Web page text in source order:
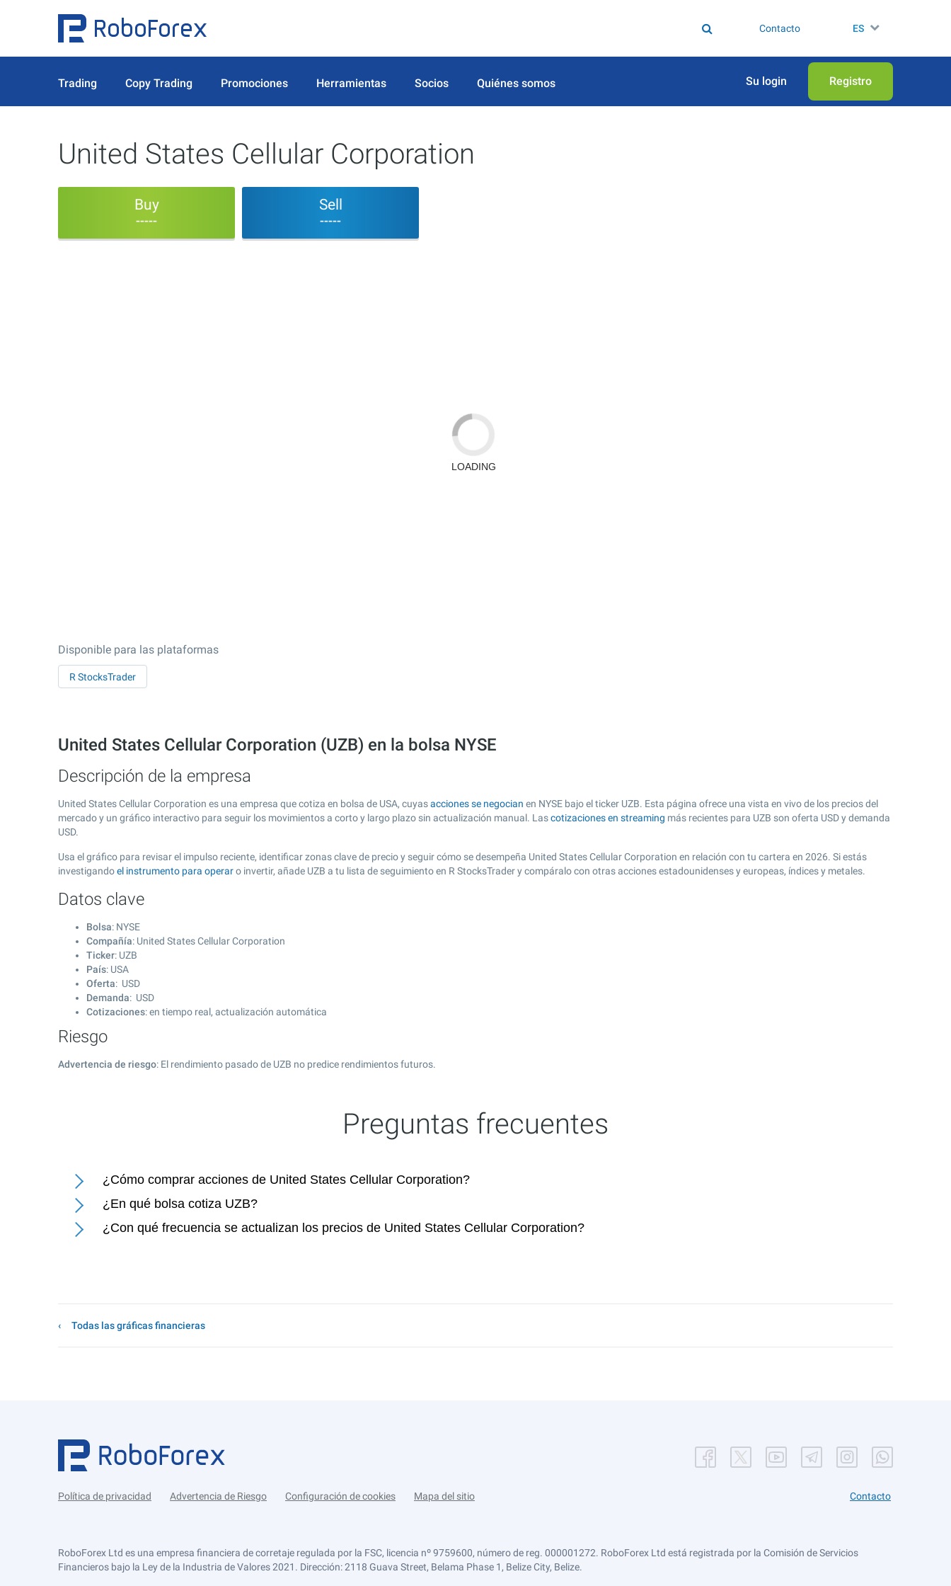
Contacto ES
Trading Copy Trading Promociones Herramientas Socios Quiénes somos Su login Registro
United States Cellular Corporation
Buy
-----
Sell
-----
Disponible para las plataformas
R StocksTrader
United States Cellular Corporation (UZB) en la bolsa NYSE
Descripción de la empresa
United States Cellular Corporation es una empresa que cotiza en bolsa de USA, cuyasacciones se negocian en NYSE bajo el ticker UZB. Esta página ofrece una vista en vivo de los precios del
mercado y un gráfico interactivo para seguir los movimientos a corto y largo plazo sin actualización manual. Lascotizaciones en streaming más recientes para UZB son oferta USD y demanda
USD.
Usa el gráfico para revisar el impulso reciente, identificar zonas clave de precio y seguir cómo se desempeña United States Cellular Corporation en relación con tu cartera en 2026. Si estás
investigandoel instrumento para operaro invertir, añade UZB a tu lista de seguimiento en R StocksTrader y compáralo con otras acciones estadounidenses y europeas, índices y metales.
Datos clave
Bolsa: NYSE
Compañía: United States Cellular Corporation
Ticker: UZB
País: USA
Oferta: USD
Demanda: USD
Cotizaciones: en tiempo real, actualización automática
Riesgo
Advertencia de riesgo: El rendimiento pasado de UZB no predice rendimientos futuros.
Preguntas frecuentes
¿Cómo comprar acciones de United States Cellular Corporation?
¿En qué bolsa cotiza UZB?
¿Con qué frecuencia se actualizan los precios de United States Cellular Corporation?
Todas las gráficas financieras
Política de privacidad Advertencia de Riesgo Configuración de cookies Mapa del sitio Contacto
RoboForex Ltd es una empresa financiera de corretaje regulada por la FSC, licencia nº 9759600, número de reg. 000001272. RoboForex Ltd está registrada por la Comisión de Servicios
Financieros bajo la Ley de la Industria de Valores 2021. Dirección: 2118 Guava Street, Belama Phase 1, Belize City, Belize.